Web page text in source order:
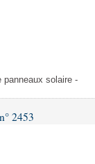
panneaux solaire -
2453